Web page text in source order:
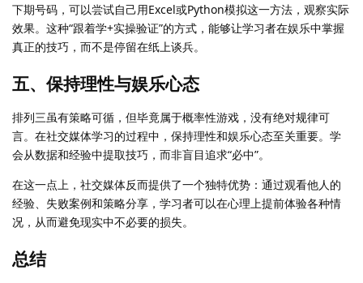
下期号码，可以尝试自己用Excel或Python模拟这一方法，观察实际
效果。这种“跟着学+实操验证”的方式，能够让学习者在娱乐中掌握
真正的技巧，而不是停留在纸上谈兵。
五、保持理性与娱乐心态
排列三虽有策略可循，但毕竟属于概率性游戏，没有绝对规律可
言。在社交媒体学习的过程中，保持理性和娱乐心态至关重要。学
会从数据和经验中提取技巧，而非盲目追求“必中”。
在这一点上，社交媒体反而提供了一个独特优势：通过观看他人的
经验、失败案例和策略分享，学习者可以在心理上提前体验各种情
况，从而避免现实中不必要的损失。
总结